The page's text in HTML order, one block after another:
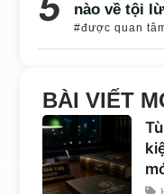
nào về tội
#được quan
BÀI VIẾT